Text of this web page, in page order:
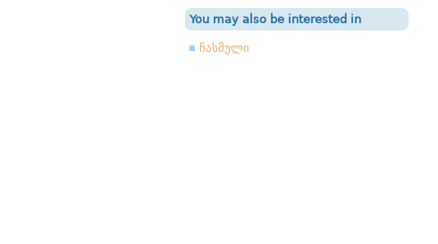
You may also be interested in
ჩასმული